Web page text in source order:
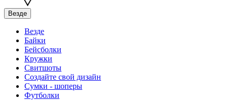
Везде
Везде
Байки
Бейсболки
Кружки
Свитшоты
Создайте свой дизайн
Сумки - шоперы
Футболки